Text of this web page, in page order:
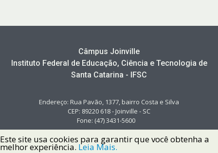
Câmpus Joinville
Instituto Federal de Educação, Ciência e Tecnologia de
Santa Catarina - IFSC
Endereço: Rua Pavão, 1377, bairro Costa e Silva
CEP: 89220 618 - Joinville - SC
Fone: (47) 3431-5600
Este site usa cookies para garantir que você obtenha a
melhor experiência. Leia Mais.